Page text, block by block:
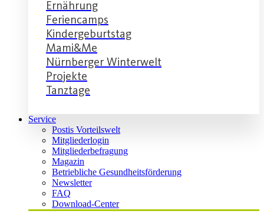
Ernährung
Feriencamps
Kindergeburtstag
Mami&Me
Nürnberger Winterwelt
Projekte
Tanztage
Service
Postis Vorteilswelt
Mitgliederlogin
Mitgliederbefragung
Magazin
Betriebliche Gesundheitsförderung
Newsletter
FAQ
Download-Center